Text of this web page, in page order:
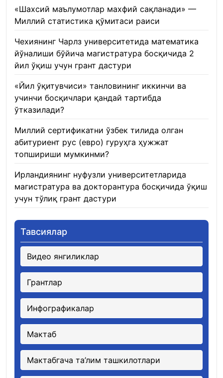
«Шахсий маълумотлар махфий сақланади» —
Миллий статистика қўмитаси раиси
Чехиянинг Чарлз университетида математика
йўналиши бўйича магистратура босқичида 2
йил ўқиш учун грант дастури
«Йил ўқитувчиси» танловининг иккинчи ва
учинчи босқичлари қандай тартибда
ўтказилади?
Миллий сертификатни ўзбек тилида олган
абитуриент рус (евро) гуруҳга ҳужжат
топшириши мумкинми?
Ирландиянинг нуфузли университетларида
магистратура ва докторантура босқичида ўқиш
учун тўлиқ грант дастури
Тавсиялар
Видео янгиликлар
Грантлар
Инфографикалар
Мактаб
Мактабгача та’лим ташкилотлари